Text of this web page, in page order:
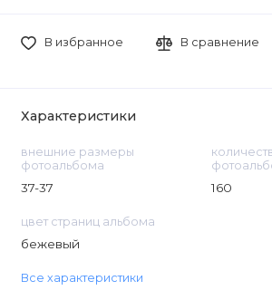
В избранное В сравнение
Характеристики
внешние размеры
фотоальбома
37-37 160
цвет страниц альбома
бежевый
Все характеристики